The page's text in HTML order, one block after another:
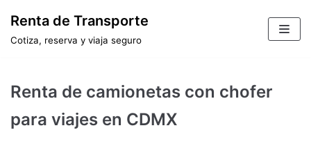
Saltar
al
Renta de Transporte
Cotiza, reserva y viaja seguro
Renta de camionetas con chofer
para viajes en CDMX